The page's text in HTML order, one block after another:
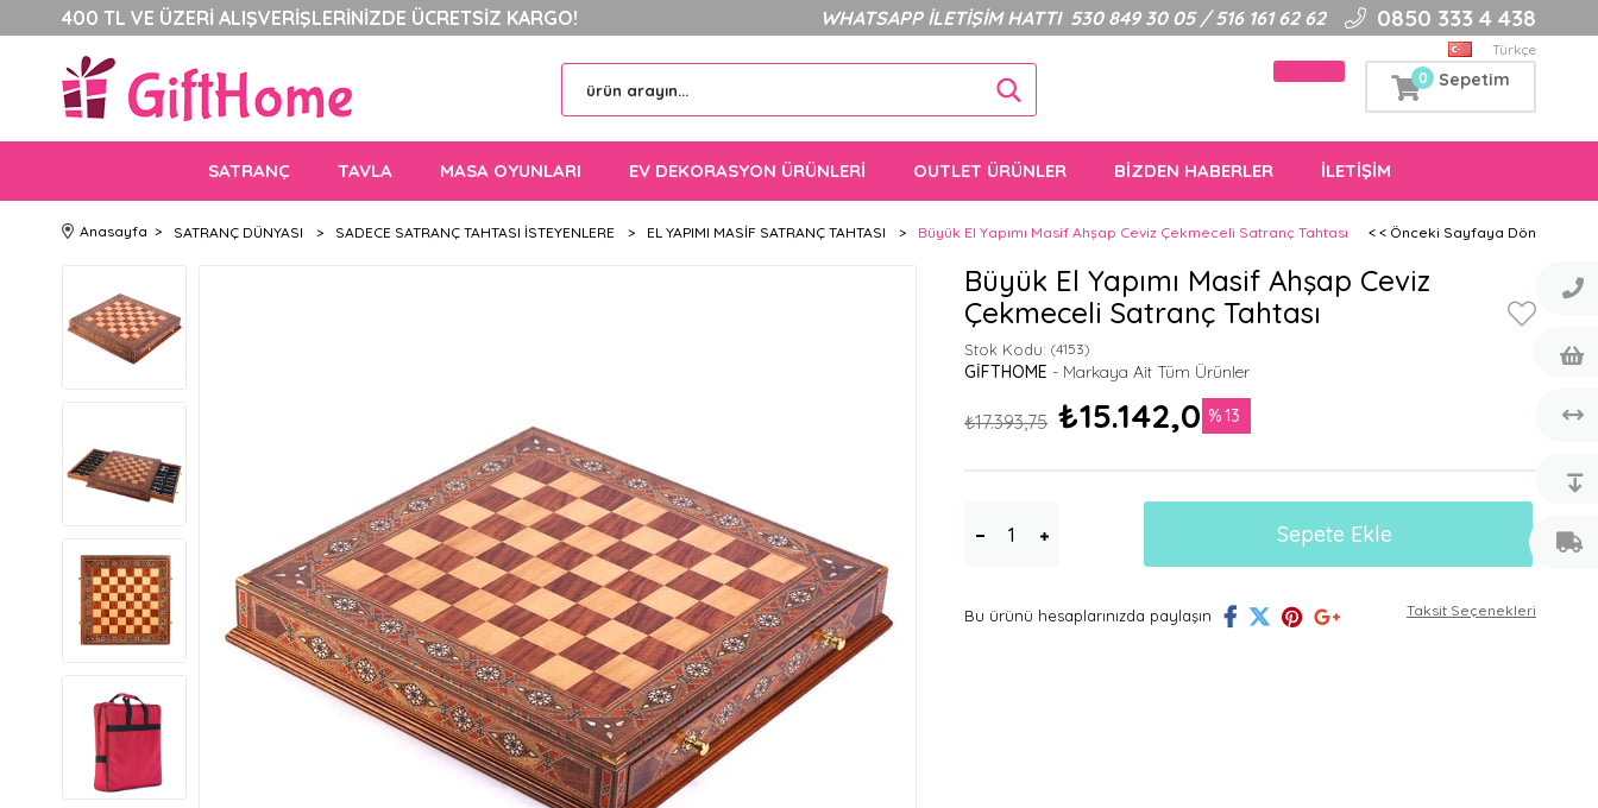
400 TL VE ÜZERİ ALIŞVERİŞLERİNİZDE ÜCRETSİZ KARGO! WHATSAPP İLETİŞİM HATTI 530 849 30 05 / 516 161 62 62 0850 333 4 438
Türkçe
Sepetim
0
SATRANÇ TAVLA MASA OYUNLARI EV DEKORASYON ÜRÜNLERİ OUTLET ÜRÜNLER BİZDEN HABERLER İLETİŞİM
Anasayfa > SATRANÇ DÜNYASI > SADECE SATRANÇ TAHTASI İSTEYENLERE > EL YAPIMI MASİF SATRANÇ TAHTASI > Büyük El Yapımı Masif Ahşap Ceviz Çekmeceli Satranç Tahtası < < Önceki Sayfaya Dön
Büyük El Yapımı Masif Ahşap Ceviz
Çekmeceli Satranç Tahtası
Stok Kodu: (4153)
GIFTHOME
13
₺17.393,75 ₺15.142,05
Taksit Seçenekleri
Bu ürünü hesaplarınızda paylaşın